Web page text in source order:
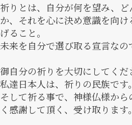
祈りとは、自分が何を望み、
か、それを心に決め意識を向
げること。
未来を自分で選び取る宣言なの
御自分の祈りを大切にしてくだ
私達日本人は、祈りの民族です。
そして祈る事で、神様仏様か
く感謝して頂く、受け取ります。